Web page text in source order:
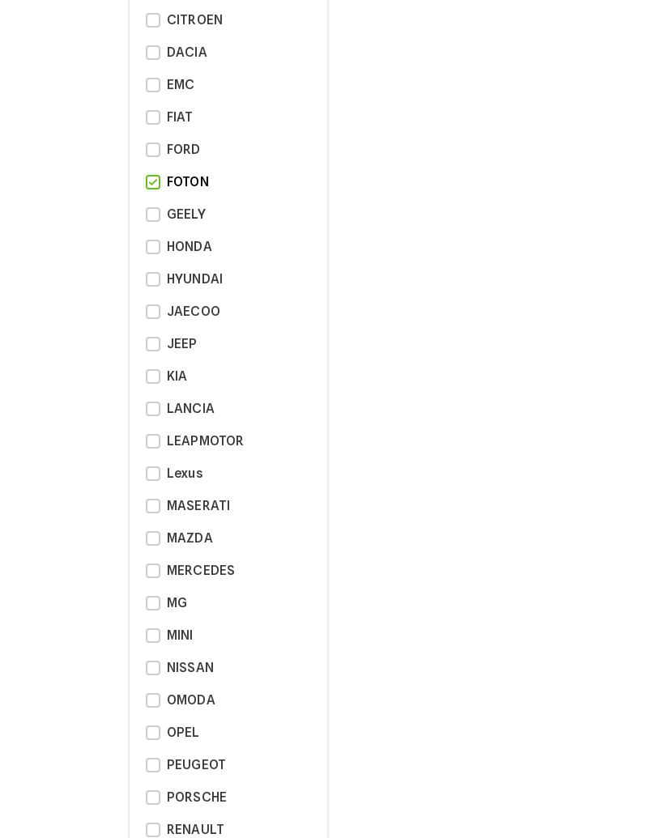
CITROEN
DACIA
EMC
FIAT
FORD
FOTON
GEELY
HONDA
HYUNDAI
JAECOO
JEEP
KIA
LANCIA
LEAPMOTOR
Lexus
MASERATI
MAZDA
MERCEDES
MG
MINI
NISSAN
OMODA
OPEL
PEUGEOT
PORSCHE
RENAULT